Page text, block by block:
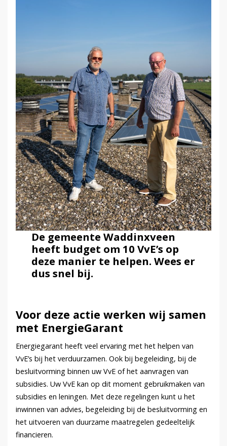
De gemeente Waddinxveen
heeft budget om 10 VvE’s op
deze manier te helpen. Wees er
dus snel bij.
Voor deze actie werken wij samen
met EnergieGarant
Energiegarant heeft veel ervaring met het helpen van
VvE’s bij het verduurzamen. Ook bij begeleiding, bij de
besluitvorming binnen uw VvE of het aanvragen van
subsidies. Uw VvE kan op dit moment gebruikmaken van
subsidies en leningen. Met deze regelingen kunt u het
inwinnen van advies, begeleiding bij de besluitvorming en
het uitvoeren van duurzame maatregelen gedeeltelijk
financieren.